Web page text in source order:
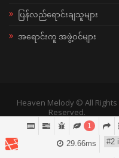
ပြန်လည်ရောင်းချသူများ
အရောင်းကူ အဖွဲ့ဝင်များ
Heaven Melody © All Rights
Reserved.
1
29.66ms